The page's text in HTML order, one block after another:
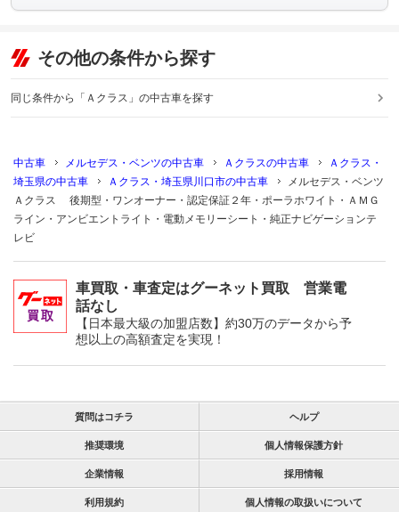
その他の条件から探す
同じ条件から「Ａクラス」の中古車を探す
中古車 メルセデス・ベンツの中古車 Ａクラスの中古車
Ａクラス・
埼玉県の中古車
Ａクラス・埼玉県川口市の中古車
メルセデス・ベンツ
Ａクラス 後期型・ワンオーナー・認定保証２年・ポーラホワイト・ＡＭＧ
ライン・アンビエントライト・電動メモリーシート・純正ナビゲーションテ
レビ
車買取・車査定はグーネット買取 営業電
話なし
【日本最大級の加盟店数】約30万のデータから予
想以上の高額査定を実現！
質問はコチラ ヘルプ
推奨環境 個人情報保護方針
企業情報 採用情報
利用規約 個人情報の取扱いについて